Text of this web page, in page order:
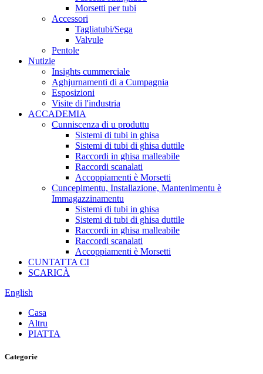
Morsetti per tubi
Accessori
Tagliatubi/Sega
Valvule
Pentole
Nutizie
Insights cummerciale
Aghjurnamenti di a Cumpagnia
Esposizioni
Visite di l'industria
ACCADEMIA
Cunniscenza di u produttu
Sistemi di tubi in ghisa
Sistemi di tubi di ghisa duttile
Raccordi in ghisa malleabile
Raccordi scanalati
Accoppiamenti è Morsetti
Cuncepimentu, Installazione, Mantenimentu è
Immagazzinamentu
Sistemi di tubi in ghisa
Sistemi di tubi di ghisa duttile
Raccordi in ghisa malleabile
Raccordi scanalati
Accoppiamenti è Morsetti
CUNTATTA CI
SCARICÀ
English
Casa
Altru
PIATTA
Categorie